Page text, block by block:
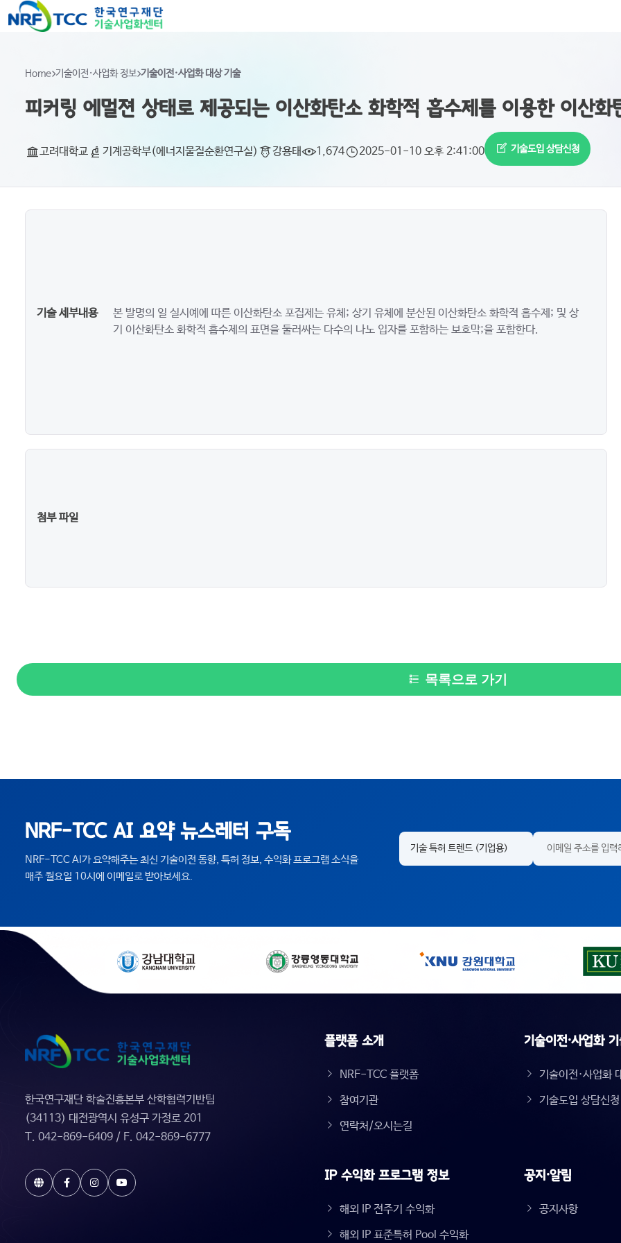
Home 기술이전·사업화 정보 기술이전·사업화 대상 기술
피커링 에멀젼 상태로 제공되는 이산화탄소 화학적 흡수제를 이용한 이산
고려대학교 기계공학부(에너지물질순환연구실) 강용태 1,674 2025-01-10 오후 2:41:00 기술도입 상담신청
기술 세부내용
본 발명의 일 실시예에 따른 이산화탄소 포집제는 유체; 상기 유체에 분산된 이산화탄소 화학적 흡수제; 및 상
기 이산화탄소 화학적 흡수제의 표면을 둘러싸는 다수의 나노 입자를 포함하는 보호막;을 포함한다.
첨부 파일
목록으로 가기
NRF-TCC AI 요약 뉴스레터 구독
NRF-TCC AI가 요약해주는 최신 기술이전 동향, 특허 정보, 수익화 프로그램 소식을
매주 월요일 10시에 이메일로 받아보세요.
한국연구재단 학술진흥본부 산학협력기반팀
(34113) 대전광역시 유성구 가정로 201
T. 042-869-6409 / F. 042-869-6777
플랫폼 소개
NRF-TCC 플랫폼
참여기관
연락처/오시는길
기술이전·사업화
기술이전·사업화
기술도입 상담신청
IP 수익화 프로그램 정보
해외 IP 전주기 수익화
해외 IP 표준특허 Pool 수익화
공지·알림
공지사항